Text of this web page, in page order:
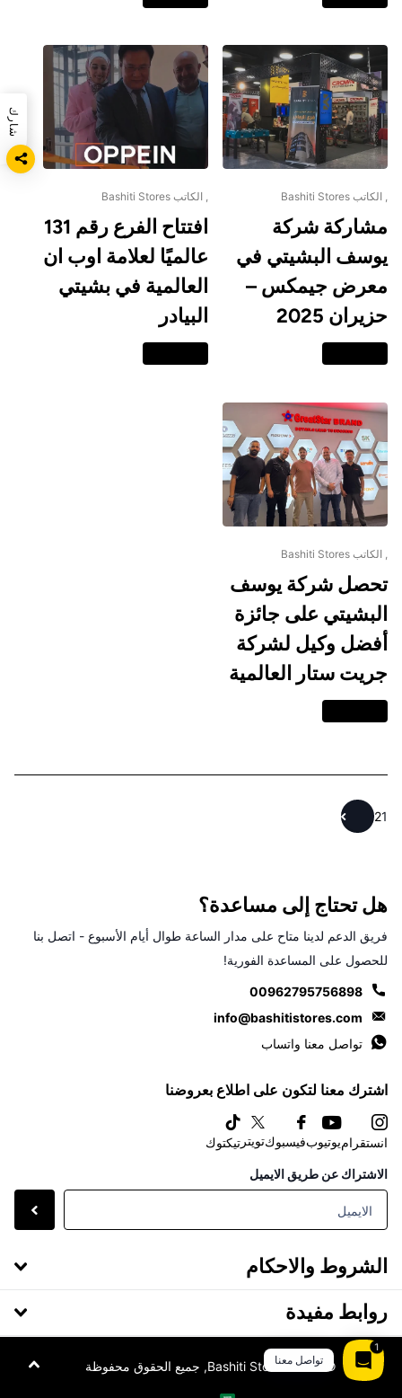
, الكاتب Bashiti Stores
مشاركة شركة
يوسف البشيتي في
معرض جيمكس –
حزيران 2025
, الكاتب Bashiti Stores
افتتاح الفرع رقم 131
عالميًا لعلامة اوب ان
العالمية في بشيتي
البيادر
, الكاتب Bashiti Stores
تحصل شركة يوسف
البشيتي على جائزة
أفضل وكيل لشركة
جريت ستار العالمية
1
2
اشترك معنا لتكون على اطلاع بعروضنا
انستقراميوتيوبفيسبوكتويتر تيكتوك
الاشتراك عن طريق الايميل
الشروط والاحكام
روابط مفيدة
هل تحتاج إلى مساعدة؟
فريق الدعم لدينا متاح على مدار الساعة طوال أيام الأسبوع - اتصل بنا
للحصول على المساعدة الفورية!
00962795756898
info@bashitistores.com
تواصل معنا واتساب
©
2026Bashiti Stores, جميع الحقوق محفوظة
تواصل معنا
1
شارك